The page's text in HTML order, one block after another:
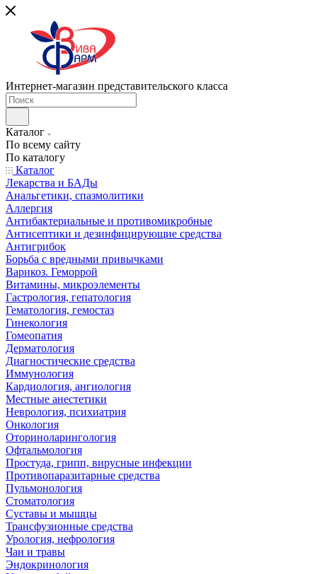
Интернет-магазин представительского класса
Каталог
По всему сайту
По каталогу
Каталог
Лекарства и БАДы
Анальгетики, спазмолитики
Аллергия
Антибактериальные и противомикробные
Антисептики и дезинфицирующие средства
Антигрибок
Борьба с вредными привычками
Варикоз. Геморрой
Витамины, микроэлементы
Гастрология, гепатология
Гематология, гемостаз
Гинекология
Гомеопатия
Дерматология
Диагностические средства
Иммунология
Кардиология, ангиология
Местные анестетики
Неврология, психиатрия
Онкология
Оториноларингология
Офтальмология
Простуда, грипп, вирусные инфекции
Противопаразитарные средства
Пульмонология
Стоматология
Суставы и мышцы
Трансфузионные средства
Урология, нефрология
Чаи и травы
Эндокринология